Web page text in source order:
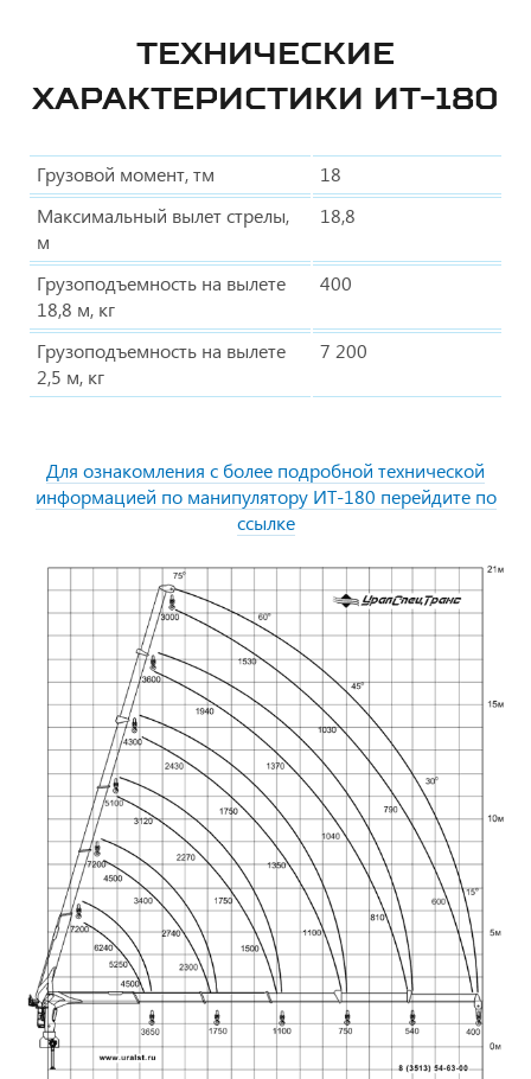
ТЕХНИЧЕСКИЕ
ХАРАКТЕРИСТИКИ ИТ-180
Грузовой момент, тм
18
Максимальный вылет стрелы,
м
18,8
Грузоподъемность на вылете
18,8 м, кг
400
Грузоподъемность на вылете
2,5 м, кг
7 200
Для ознакомления с более подробной технической
информацией по манипулятору ИТ-180 перейдите по
ссылке